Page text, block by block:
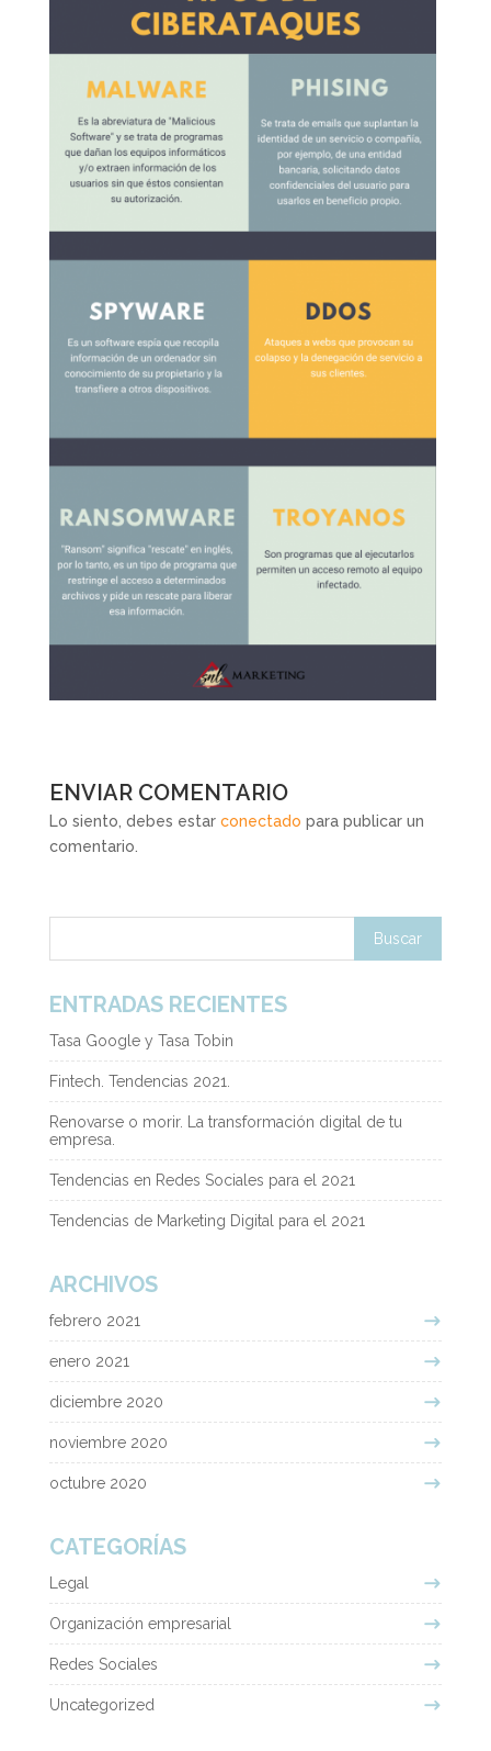
ENVIAR COMENTARIO
Lo siento, debes estar conectado para publicar un
comentario.
ENTRADAS RECIENTES
Tasa Google y Tasa Tobin
Fintech. Tendencias 2021.
Renovarse o morir. La transformación digital de tu
empresa.
Tendencias en Redes Sociales para el 2021
Tendencias de Marketing Digital para el 2021
ARCHIVOS
febrero 2021
enero 2021
diciembre 2020
noviembre 2020
octubre 2020
CATEGORÍAS
Legal
Organización empresarial
Redes Sociales
Uncategorized